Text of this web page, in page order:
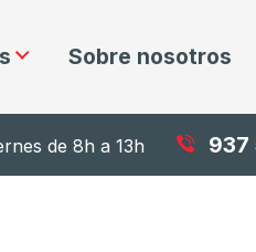
Sobre nosotros
de 8h a 13h 937